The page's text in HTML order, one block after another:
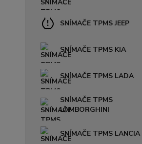
SNÍMAČE TPMS JEEP
SNÍMAČE TPMS KIA
SNÍMAČE TPMS LADA
SNÍMAČE TPMS
LAMBORGHINI
SNÍMAČE TPMS LANCIA